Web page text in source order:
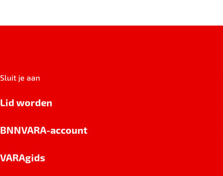
Sluit je aan
Lid worden
BNNVARA-account
VARAgids